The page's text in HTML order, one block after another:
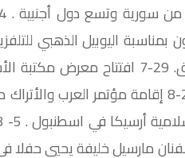
بمناسبة اليوبيل الذهبي
27-7 مارسيل خليفة يحيي حفلا غنائيا في قلعة
والعشرين للكتاب بمشاركة 389 دار نشر عربية وأجنبية. 2-8